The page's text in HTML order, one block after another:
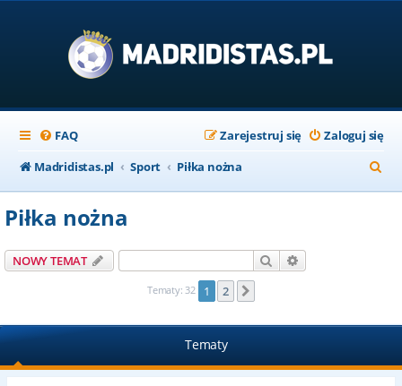
FAQ Zaloguj się
Zarejestruj się
Madridistas.pl
Sport Piłka nożna
z
Piłka nożna
NOWY TEMAT Szukaj
Tematy: 32 1 2
Tematy